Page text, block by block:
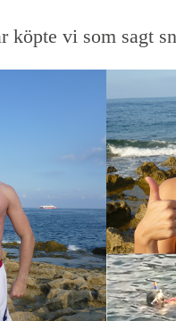
köpte vi som sagt